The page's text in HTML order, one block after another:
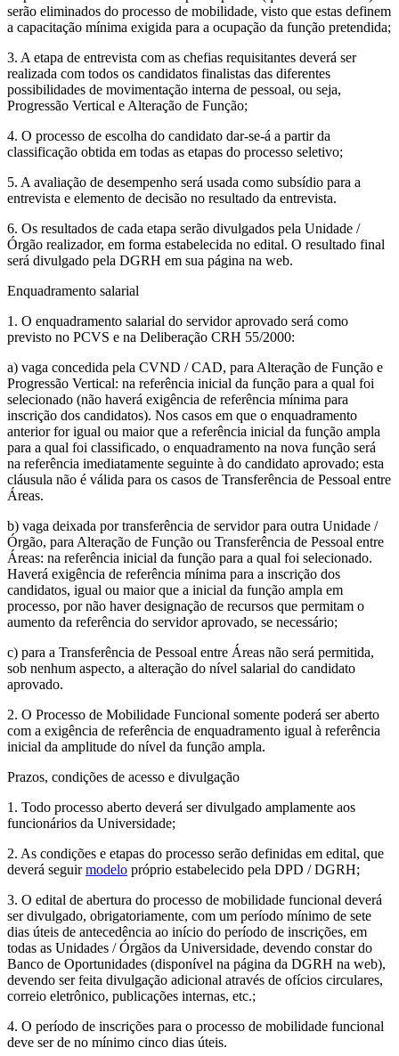
serão eliminados do processo de mobilidade, visto que estas definem
a capacitação mínima exigida para a ocupação da função pretendida;
3. A etapa de entrevista com as chefias requisitantes deverá ser
realizada com todos os candidatos finalistas das diferentes
possibilidades de movimentação interna de pessoal, ou seja,
Progressão Vertical e Alteração de Função;
4. O processo de escolha do candidato dar-se-á a partir da
classificação obtida em todas as etapas do processo seletivo;
5. A avaliação de desempenho será usada como subsídio para a
entrevista e elemento de decisão no resultado da entrevista.
6. Os resultados de cada etapa serão divulgados pela Unidade /
Órgão realizador, em forma estabelecida no edital. O resultado final
será divulgado pela DGRH em sua página na web.
Enquadramento salarial
1. O enquadramento salarial do servidor aprovado será como
previsto no PCVS e na Deliberação CRH 55/2000:
a) vaga concedida pela CVND / CAD, para Alteração de Função e
Progressão Vertical: na referência inicial da função para a qual foi
selecionado (não haverá exigência de referência mínima para
inscrição dos candidatos). Nos casos em que o enquadramento
anterior for igual ou maior que a referência inicial da função ampla
para a qual foi classificado, o enquadramento na nova função será
na referência imediatamente seguinte à do candidato aprovado; esta
cláusula não é válida para os casos de Transferência de Pessoal entre
Áreas.
b) vaga deixada por transferência de servidor para outra Unidade /
Órgão, para Alteração de Função ou Transferência de Pessoal entre
Áreas: na referência inicial da função para a qual foi selecionado.
Haverá exigência de referência mínima para a inscrição dos
candidatos, igual ou maior que a inicial da função ampla em
processo, por não haver designação de recursos que permitam o
aumento da referência do servidor aprovado, se necessário;
c) para a Transferência de Pessoal entre Áreas não será permitida,
sob nenhum aspecto, a alteração do nível salarial do candidato
aprovado.
2. O Processo de Mobilidade Funcional somente poderá ser aberto
com a exigência de referência de enquadramento igual à referência
inicial da amplitude do nível da função ampla.
Prazos, condições de acesso e divulgação
1. Todo processo aberto deverá ser divulgado amplamente aos
funcionários da Universidade;
2. As condições e etapas do processo serão definidas em edital, que
deverá seguirmodelo próprio estabelecido pela DPD / DGRH;
3. O edital de abertura do processo de mobilidade funcional deverá
ser divulgado, obrigatoriamente, com um período mínimo de sete
dias úteis de antecedência ao início do período de inscrições, em
todas as Unidades / Órgãos da Universidade, devendo constar do
Banco de Oportunidades (disponível na página da DGRH na web),
devendo ser feita divulgação adicional através de ofícios circulares,
correio eletrônico, publicações internas, etc.;
4. O período de inscrições para o processo de mobilidade funcional
deve ser de no mínimo cinco dias úteis.